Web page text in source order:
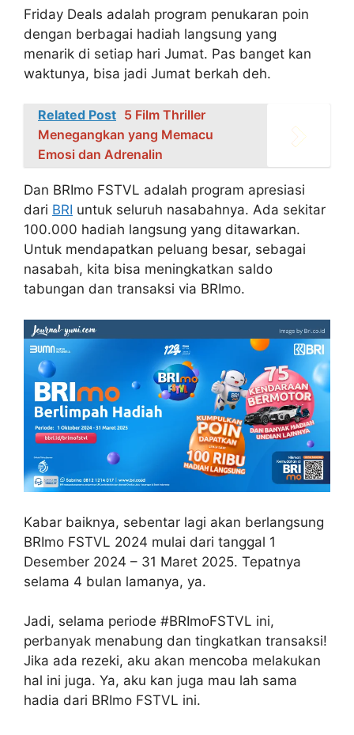
Friday Deals adalah program penukaran poin
dengan berbagai hadiah langsung yang
menarik di setiap hari Jumat. Pas banget kan
waktunya, bisa jadi Jumat berkah deh.
Related Post 5 Film Thriller
Menegangkan yang Memacu
Emosi dan Adrenalin
Dan BRImo FSTVL adalah program apresiasi
dari BRI untuk seluruh nasabahnya. Ada sekitar
100.000 hadiah langsung yang ditawarkan.
Untuk mendapatkan peluang besar, sebagai
nasabah, kita bisa meningkatkan saldo
tabungan dan transaksi via BRImo.
Kabar baiknya, sebentar lagi akan berlangsung
BRImo FSTVL 2024 mulai dari tanggal 1
Desember 2024 – 31 Maret 2025. Tepatnya
selama 4 bulan lamanya, ya.
Jadi, selama periode #BRImoFSTVL ini,
perbanyak menabung dan tingkatkan transaksi!
Jika ada rezeki, aku akan mencoba melakukan
hal ini juga. Ya, aku kan juga mau lah sama
hadia dari BRImo FSTVL ini.